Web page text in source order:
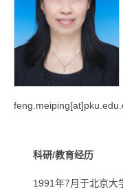
科研/教育经历
1991年7月于北京大